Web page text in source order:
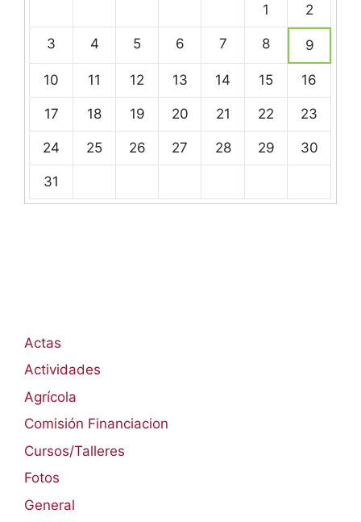
eventos
1 2
3 4 5 6 7 8 9
10 11 12 13 14 15 16
17 18 19 20 21 22 23
24 25 26 27 28 29 30
31
Actas
Actividades
Agrícola
Comisión Financiacion
Cursos/Talleres
Fotos
General